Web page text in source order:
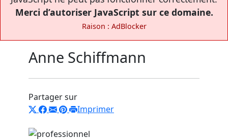
Merci d’autoriser JavaScript sur ce domaine.
Raison : AdBlocker
Anne Schiffmann
Partager sur
Imprimer